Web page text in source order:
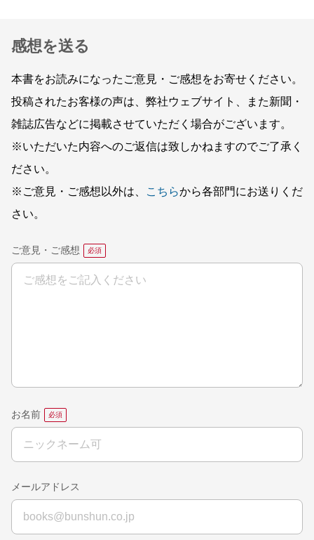
感想を送る
本書をお読みになったご意見・ご感想をお寄せください。
投稿されたお客様の声は、弊社ウェブサイト、また新聞・
雑誌広告などに掲載させていただく場合がございます。
※いただいた内容へのご返信は致しかねますのでご了承く
ださい。
※ご意見・ご感想以外は、
こちらから各部門にお送りくだ
さい。
ご意見・ご感想
お名前
メールアドレス